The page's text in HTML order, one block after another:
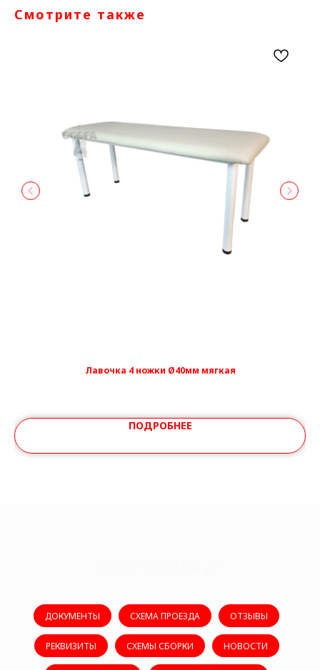
Смотрите также
Лавочка 4 ножки Ø40мм мягкая
ПОДРОБНЕЕ
ДОКУМЕНТЫ СХЕМА ПРОЕЗДА ОТЗЫВЫ
РЕКВИЗИТЫ СХЕМЫ СБОРКИ НОВОСТИ